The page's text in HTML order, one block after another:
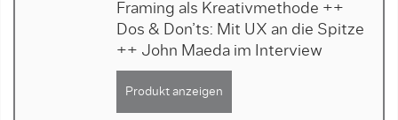
Framing als Kreativmethode ++
Dos & Don’ts: Mit UX an die Spitze
++ John Maeda im Interview
Produkt anzeigen